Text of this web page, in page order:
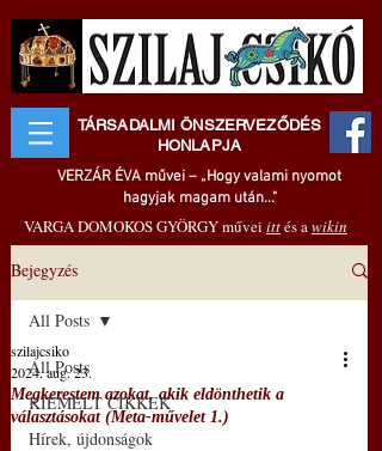
TÁRSADALMI ÖNSZERVEZŐDÉS
HONLAPJA
VERZÁR ÉVA művei – „Hogy valami nyomot
hagyjak magam után..."
VARGA DOMOKOS GYÖRGY művei ittés awikin
Bejegyzés
All Posts
KIEMELT CIKKEK
Hírek, újdonságok
All Posts
Megkerestem azokat, akik eldönthetik a
választásokat (Meta-művelet 1.)
szilajcsiko
2024. aug. 23.